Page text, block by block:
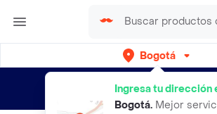
Bogotá
Ingresa tu dirección
Bogotá. Mejor
envíos gratis por semanas